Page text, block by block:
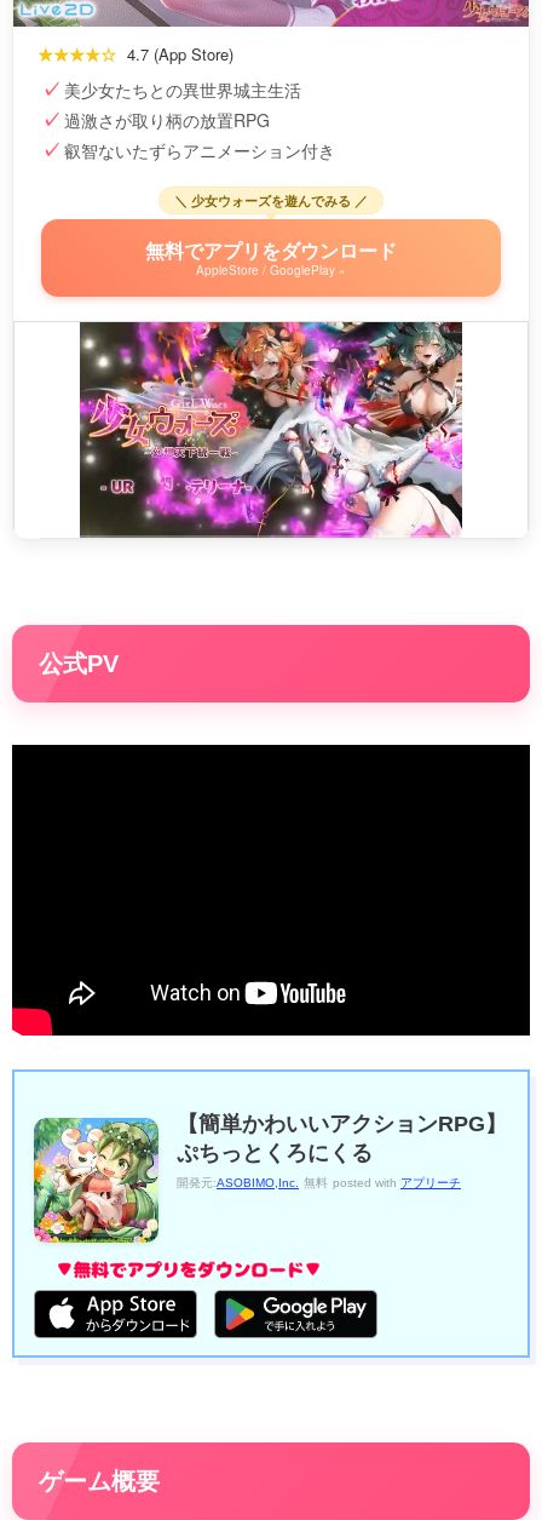
★★★★☆ 4.7 (App Store)
美少女たちとの異世界城主生活
過激さが取り柄の放置RPG
叡智ないたずらアニメーション付き
＼ 少女ウォーズを遊んでみる ／
無料でアプリをダウンロード
AppleStore / GooglePlay »
公式PV
【簡単かわいいアクションRPG】
ぷちっとくろにくる
開発元:ASOBIMO,Inc. 無料 posted with アプリーチ
ゲーム概要